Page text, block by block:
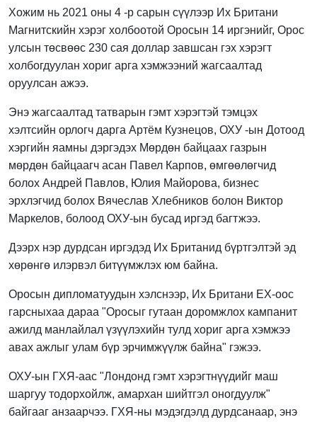
Хожим нь 2021 оны 4 -р сарын сүүлээр Их Британи
Магнитскийн хэрэг холбоотой Оросын 14 иргэнийг, Орос
улсын төсвөөс 230 сая доллар завшсан гэх хэрэгт
холбогдуулан хориг арга хэмжээний жагсаалтад
оруулсан ажээ.
Энэ жагсаалтад татварын гэмт хэрэгтэй тэмцэх
хэлтсийн орлогч дарга Артём Кузнецов, ОХУ -ын Дотоод
хэргийн яамны дэргэдэх Мөрдөн байцаах газрын
мөрдөн байцаагч асан Павел Карпов, өмгөөлөгчид
болох Андрей Павлов, Юлия Майорова, бизнес
эрхлэгчид болох Вячеслав Хлебников болон Виктор
Маркелов, болоод ОХУ-ын бусад иргэд багтжээ.
Дээрх нэр дурдсан иргэдэд Их Британид бүртгэлтэй эд
хөрөнгө илэрвэл битүүмжлэх юм байна.
Оросын дипломатуудын хэлснээр, Их Британи ЕХ-оос
гарсныхаа дараа "Оросыг гутаан доромжлох кампанит
ажилд манлайлал үзүүлэхийн тулд хориг арга хэмжээ
авах ажлыг улам бүр эрчимжүүлж байна" гэжээ.
ОХУ-ын ГХЯ-аас "Лондонд гэмт хэрэгтнүүдийг маш
шаргуу тодорхойлж, амархан шийтгэл оногдуулж"
байгааг анзаарчээ. ГХЯ-ны мэдэгдэлд дурдсанаар, энэ